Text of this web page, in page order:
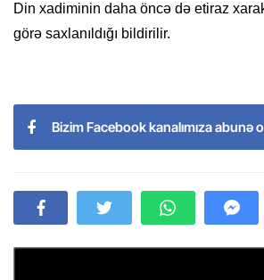
Din xadiminin daha öncə də etiraz
görə saxlanıldığı bildirilir.
Bizim Facebook kanalımıza abunə